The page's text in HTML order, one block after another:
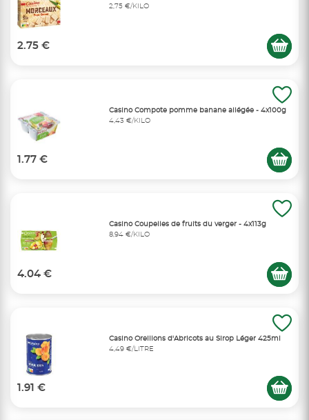
2,75 €/KILO
2.75 €
Casino Compote pomme banane allégée - 4x100g
4,43 €/KILO
1.77 €
Casino Coupelles de fruits du verger - 4x113g
8,94 €/KILO
4.04 €
Casino Oreillons d'Abricots au Sirop Léger 425ml
4,49 €/LITRE
1.91 €